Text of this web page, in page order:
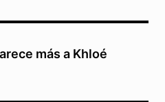
más a Khloé